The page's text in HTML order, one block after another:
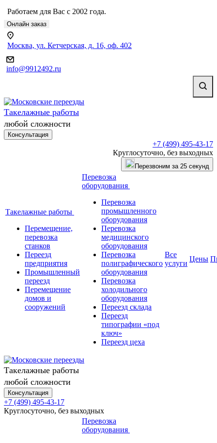
Работаем для Вас с 2002 года.
Онлайн заказ
Москва, ул. Кетчерская, д. 16, оф. 402
info@9912492.ru
Такелажные работы
любой сложности
Консультация
+7 (499) 495-43-17
Круглосуточно, без выходных
Перезвоним за 25 секунд
Такелажные работы
Перемещение,
перевозка
станков
Переезд
предприятия
Промышленный
переезд
Перемещение
домов и
сооружений
Перевозка
оборудования
Перевозка
промышленного
оборудования
Перевозка
медицинского
оборудования
Перевозка
полиграфического
оборудования
Перевозка
холодильного
оборудования
Переезд склада
Переезд
типографии «под
ключ»
Переезд цеха
Все
услуги
Цены
Такелажные работы
любой сложности
Консультация
+7 (499) 495-43-17
Круглосуточно, без выходных
Перевозка
оборудования